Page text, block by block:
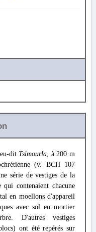
dit Tsimourla, à 200 m
(v. BCH 107
série de vestiges de la
contenaient chacune
en moellons d'appareil
avec sol en mortier
D'autres vestiges
ont été repérés sur